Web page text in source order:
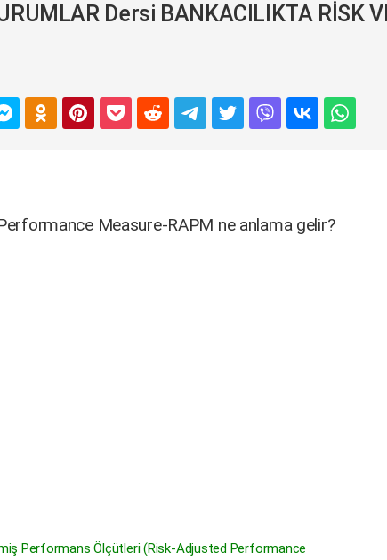
Dersi BANKACILIKTA RİSK
Measure-RAPM ne anlama gelir?
Performans Ölçütleri (Risk-Adjusted Performance